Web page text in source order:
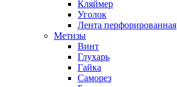
Кляймер
Уголок
Лента перфорированная
Метизы
Винт
Глухарь
Гайка
Саморез